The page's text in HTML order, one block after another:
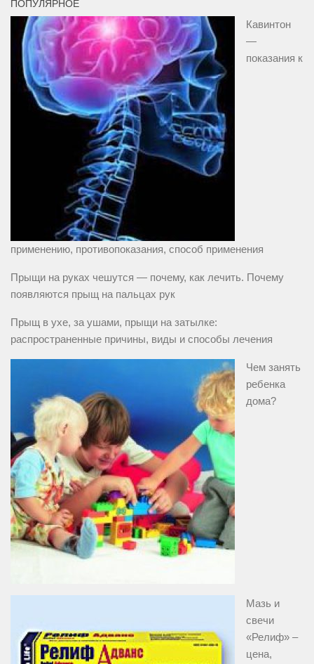
ПОПУЛЯРНОЕ
Кавинтон
—
показания к
применению, противопоказания, способ применения
Прыщи на руках чешутся — почему, как лечить. Почему
появляются прыщ на пальцах рук
Прыщ в ухе, за ушами, прыщи на затылке:
распространенные причины, виды и способы лечения
Чем занять
ребенка
дома?
Мазь и
свечи
«Релиф» –
цена,